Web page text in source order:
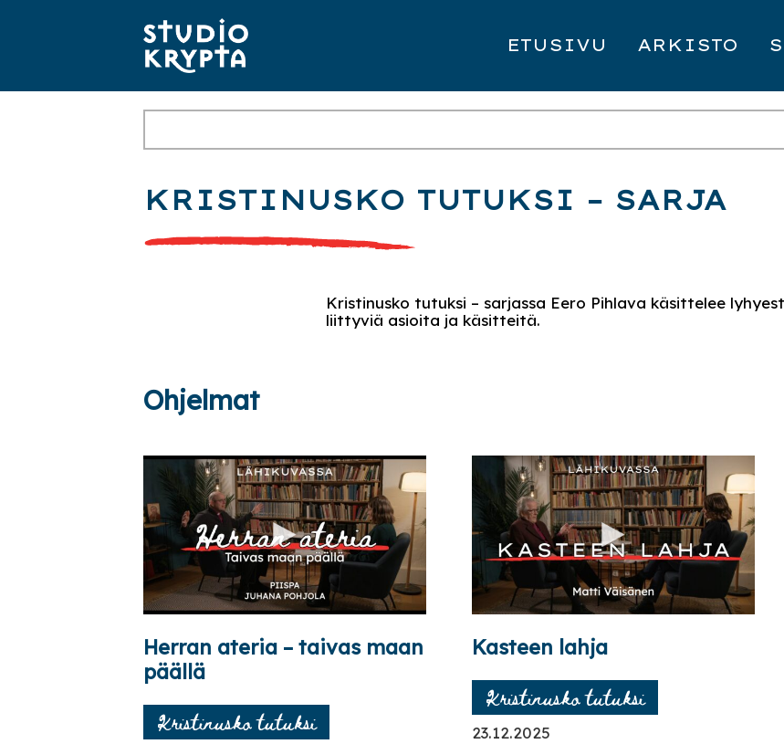
ETUSIVU ARKISTO
KRISTINUSKO TUTUKSI – SARJA
Kristinusko tutuksi – sarjassa Eero Pihlava käsittelee
liittyviä asioita ja käsitteitä.
Ohjelmat
Herran ateria – taivas maan
päällä
Kristinusko tutuksi
Kasteen lahja
Kristinusko tutuksi
23.12.2025